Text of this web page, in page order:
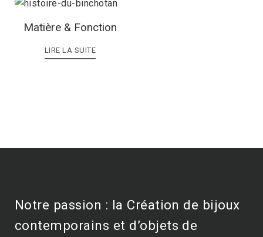
Matière & Fonction
LIRE LA SUITE
Notre passion : la Création de bijoux
contemporains et d’objets de